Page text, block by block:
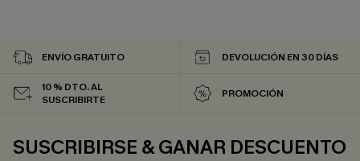
ENVÍO GRATUITO DEVOLUCIÓN EN 30 DÍAS
10 % DTO. AL
SUSCRIBIRTE
PROMOCIÓN
SUSCRIBIRSE & GANAR DESCUENTO